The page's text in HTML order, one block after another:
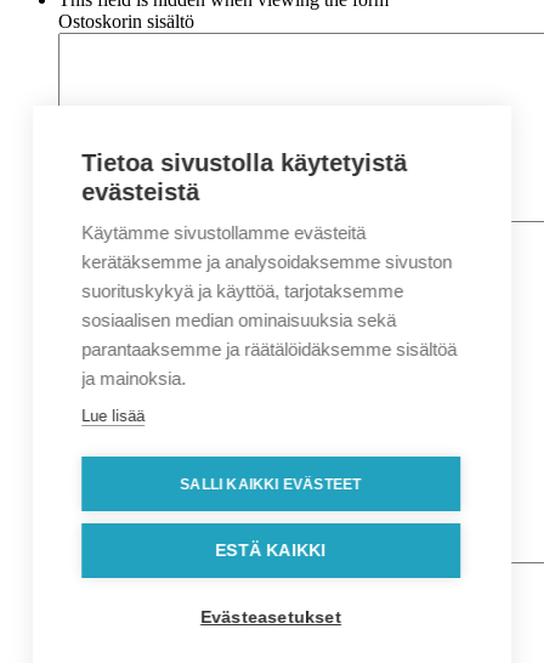
Ostoskorin sisältö
Nimi*
Etunimi
Sukunimi
Sähköposti*
Puhelin*
Osoitetiedot
Lähiosoite
Postinumero
Tietoa sivustolla käytetyistä
evästeistä
Käytämme sivustollamme evästeitä
kerätäksemme ja analysoidaksemme sivuston
suorituskykyä ja käyttöä, tarjotaksemme
sosiaalisen median ominaisuuksia sekä
parantaaksemme ja räätälöidäksemme sisältöä
ja mainoksia.
Lue lisää
SALLI KAIKKI EVÄSTEET
ESTÄ KAIKKI
Evästeasetukset